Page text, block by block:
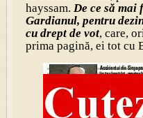
hayssam. De ce să mai
Gardianul, pentru
cu drept de vot, care,
prima pagină, ei tot cu